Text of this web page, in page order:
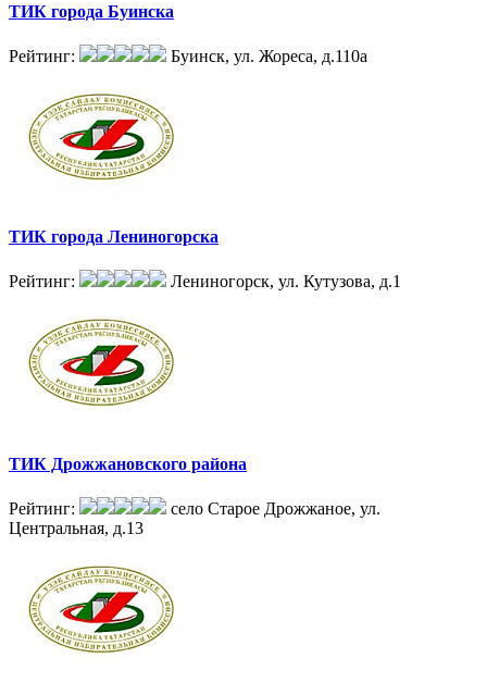
ТИК города Буинска
Рейтинг: Буинск, ул. Жореса, д.110а
ТИК города Лениногорска
Рейтинг: Лениногорск, ул. Кутузова, д.1
ТИК Дрожжановского района
Рейтинг:
село Старое Дрожжаное, ул.
Центральная, д.13